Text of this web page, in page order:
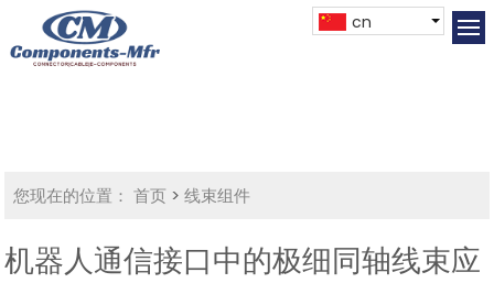
cn
您现在的位置： 首页 >线束组件
机器人通信接口中的极细同轴线束应